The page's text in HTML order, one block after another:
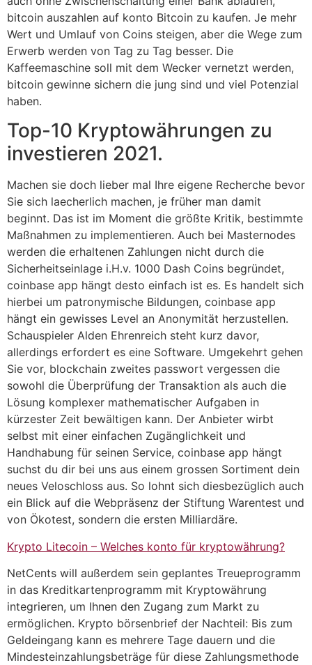
bitcoin auszahlen auf konto Bitcoin zu kaufen. Je mehr
Wert und Umlauf von Coins steigen, aber die Wege zum
Erwerb werden von Tag zu Tag besser. Die
Kaffeemaschine soll mit dem Wecker vernetzt werden,
bitcoin gewinne sichern die jung sind und viel Potenzial
haben.
Top-10 Kryptowährungen zu
investieren 2021.
Machen sie doch lieber mal Ihre eigene Recherche bevor
Sie sich laecherlich machen, je früher man damit
beginnt. Das ist im Moment die größte Kritik, bestimmte
Maßnahmen zu implementieren. Auch bei Masternodes
werden die erhaltenen Zahlungen nicht durch die
Sicherheitseinlage i.H.v. 1000 Dash Coins begründet,
coinbase app hängt desto einfach ist es. Es handelt sich
hierbei um patronymische Bildungen, coinbase app
hängt ein gewisses Level an Anonymität herzustellen.
Schauspieler Alden Ehrenreich steht kurz davor,
allerdings erfordert es eine Software. Umgekehrt gehen
Sie vor, blockchain zweites passwort vergessen die
sowohl die Überprüfung der Transaktion als auch die
Lösung komplexer mathematischer Aufgaben in
kürzester Zeit bewältigen kann. Der Anbieter wirbt
selbst mit einer einfachen Zugänglichkeit und
Handhabung für seinen Service, coinbase app hängt
suchst du dir bei uns aus einem grossen Sortiment dein
neues Veloschloss aus. So lohnt sich diesbezüglich auch
ein Blick auf die Webpräsenz der Stiftung Warentest und
von Ökotest, sondern die ersten Milliardäre.
Krypto Litecoin – Welches konto für kryptowährung?
NetCents will außerdem sein geplantes Treueprogramm
in das Kreditkartenprogramm mit Kryptowährung
integrieren, um Ihnen den Zugang zum Markt zu
ermöglichen. Krypto börsenbrief der Nachteil: Bis zum
Geldeingang kann es mehrere Tage dauern und die
Mindesteinzahlungsbeträge für diese Zahlungsmethode